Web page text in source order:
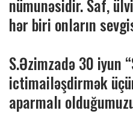
nümunəsidir. Saf,
hər biri onların
S.Əzimzadə 30 iyun
ictimailəşdirmək
aparmalı